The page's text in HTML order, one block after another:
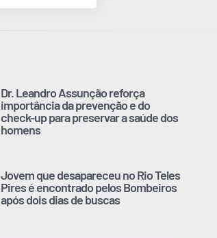
Dr. Leandro Assunção reforça
importância da prevenção e do
check-up para preservar a saúde dos
homens
Jovem que desapareceu no Rio Teles
Pires é encontrado pelos Bombeiros
após dois dias de buscas